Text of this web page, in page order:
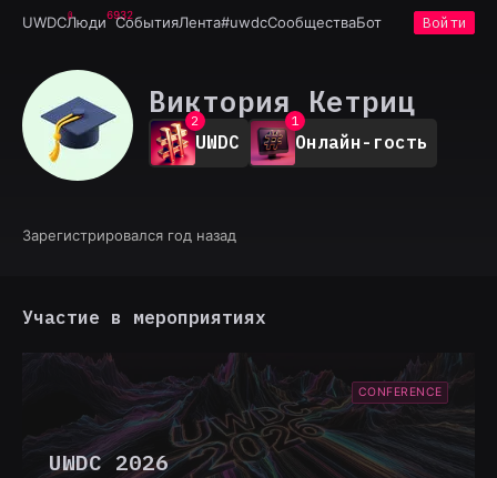
UWDCЛюди6932
СобытияЛента#uwdcСообществаБот Войти
Виктория Кетриц
1
2
3
4
7
UWDC
1
2
3
Онлайн-гость
Зарегистрировался год назад
Участие в мероприятиях
CONFERENCE
UWDC 2026